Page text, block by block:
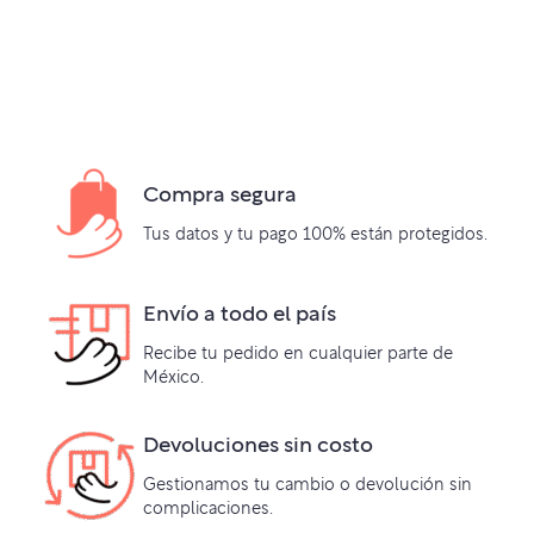
Compra segura
Tus datos y tu pago 100% están protegidos.
Envío a todo el país
Recibe tu pedido en cualquier parte de
México.
Devoluciones sin costo
Gestionamos tu cambio o devolución sin
complicaciones.